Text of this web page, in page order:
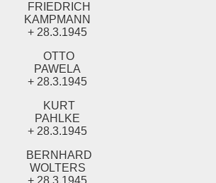
FRIEDRICH
KAMPMANN
+ 28.3.1945
OTTO
PAWELA
+ 28.3.1945
KURT
PAHLKE
+ 28.3.1945
BERNHARD
WOLTERS
+ 28.3.1945